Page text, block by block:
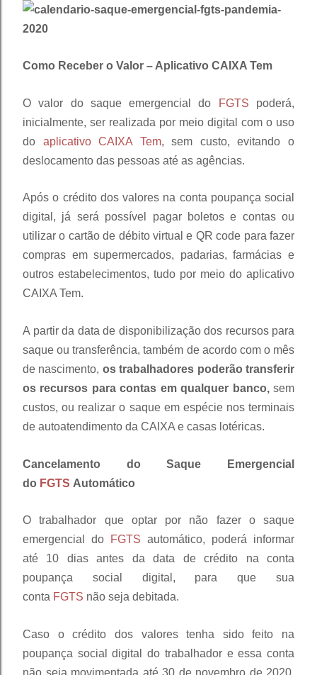
Como Receber o Valor – Aplicativo CAIXA Tem
O valor do saque emergencial do FGTS poderá,
inicialmente, ser realizada por meio digital com o uso
do aplicativo CAIXA Tem, sem custo, evitando o
deslocamento das pessoas até as agências.
Após o crédito dos valores na conta poupança social
digital, já será possível pagar boletos e contas ou
utilizar o cartão de débito virtual e QR code para fazer
compras em supermercados, padarias, farmácias e
outros estabelecimentos, tudo por meio do aplicativo
CAIXA Tem.
A partir da data de disponibilização dos recursos para
saque ou transferência, também de acordo com o mês
de nascimento, os trabalhadores poderão transferir
os recursos para contas em qualquer banco,sem
custos, ou realizar o saque em espécie nos terminais
de autoatendimento da CAIXA e casas lotéricas.
Cancelamento do Saque Emergencial
do FGTS Automático
O trabalhador que optar por não fazer o saque
emergencial do
FGTS automático, poderá informar
até 10 dias antes da data de crédito na conta
poupança social digital, para que sua
conta FGTS não seja debitada.
Caso o crédito dos valores tenha sido feito na
poupança social digital do trabalhador e essa conta
não seja movimentada até 30 de novembro de 2020,